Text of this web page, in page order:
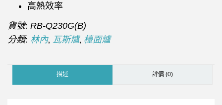
高熱效率
貨號: RB-Q230G(B)
分類: 林內, 瓦斯爐, 檯面爐
描述 評價 (0)